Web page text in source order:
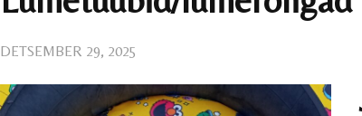
DETSEMBER 29, 2025